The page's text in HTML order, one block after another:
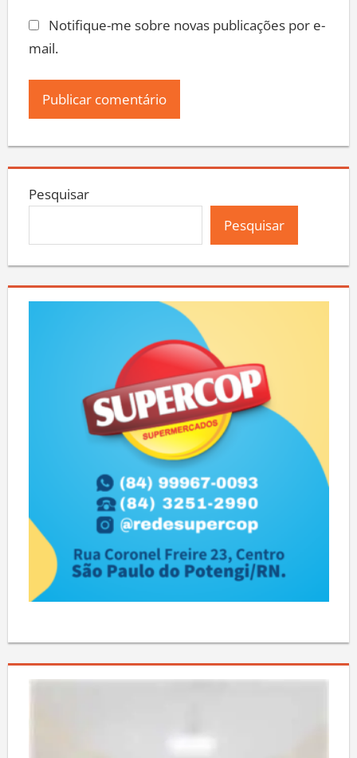
Notifique-me sobre novas publicações por e-
mail.
Pesquisar
Pesquisar